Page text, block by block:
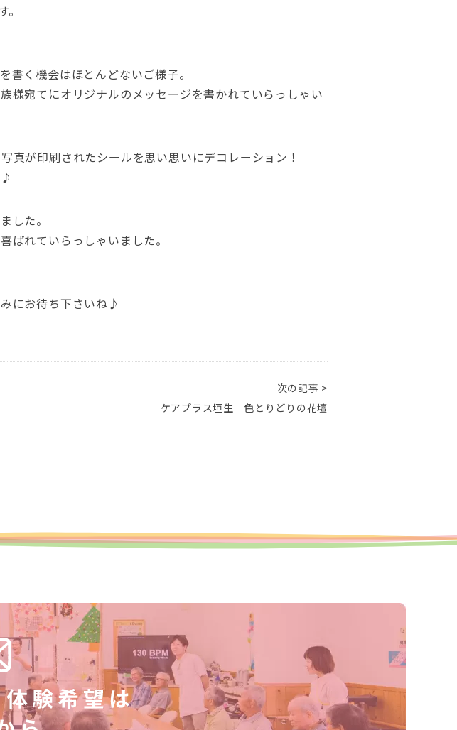
書く機会はほとんどないご様子。
様宛てにオリジナルのメッセージを書かれていらっしゃい
真が印刷されたシールを思い思いにデコレーション！
した。
ばれていらっしゃいました。
にお待ち下さいね♪
次の記事 >
ケアプラス垣生 色とりどりの花壇